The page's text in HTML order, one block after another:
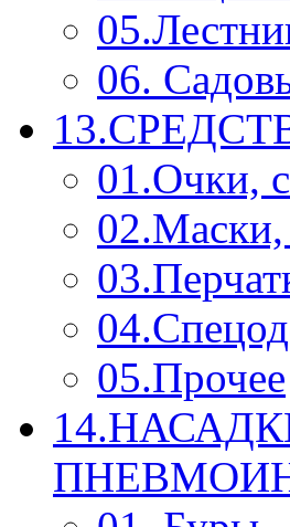
06.
01.Очки,
02.Маски,
05.Прочее